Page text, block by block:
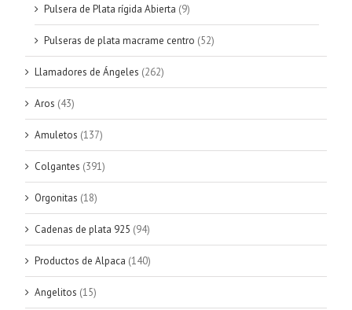
Pulsera de Plata rígida Abierta (9)
Pulseras de plata macrame centro (52)
Llamadores de Ángeles (262)
Aros (43)
Amuletos (137)
Colgantes (391)
Orgonitas (18)
Cadenas de plata 925 (94)
Productos de Alpaca (140)
Angelitos (15)